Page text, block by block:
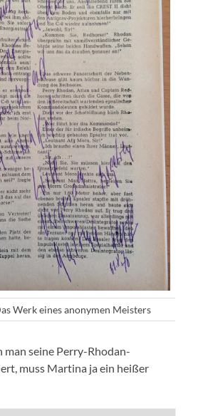
Werk eines anonymen Meisters
man seine Perry-Rhodan-
muss Martina ja ein heißer